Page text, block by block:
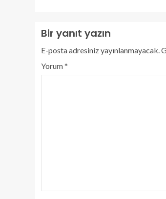
Bir yanıt yazın
E-posta adresiniz yayınlanmayacak.
Yorum*